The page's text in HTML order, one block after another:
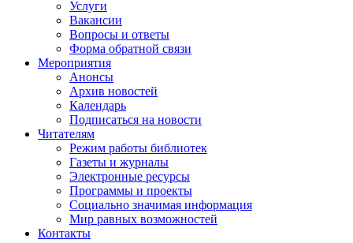
Услуги
Вакансии
Вопросы и ответы
Форма обратной связи
Мероприятия
Анонсы
Архив новостей
Календарь
Подписаться на новости
Читателям
Режим работы библиотек
Газеты и журналы
Электронные ресурсы
Программы и проекты
Социально значимая информация
Мир равных возможностей
Контакты